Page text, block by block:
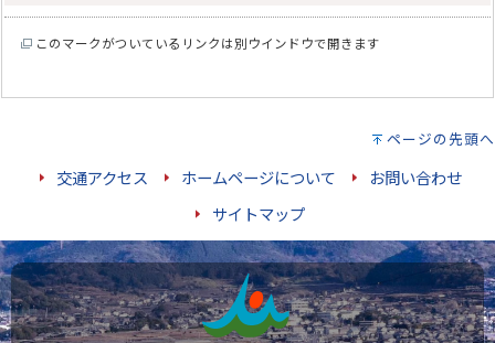
このマークがついているリンクは別ウインドウで開きます
ページの先頭へ
交通アクセス ホームページについて
お問い合わせ
サイトマップ